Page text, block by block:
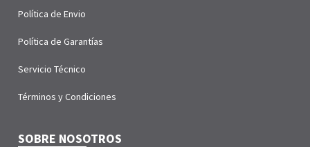
Política de Envio
Política de Garantías
Servicio Técnico
Términos y Condiciones
SOBRE NOSOTROS